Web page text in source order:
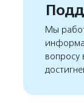
Мы
вопросу